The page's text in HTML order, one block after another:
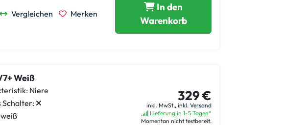
Vergleichen Merken
In den
Warenkorb
Weiß
Niere
Schalter:
329 €
inkl. MwSt., inkl. Versand
Lieferung in 1-5 Tagen*
Momentan nicht testbereit.